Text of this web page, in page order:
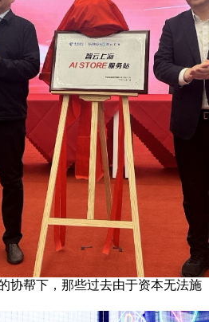
协帮下，那些过去由于资本无法施